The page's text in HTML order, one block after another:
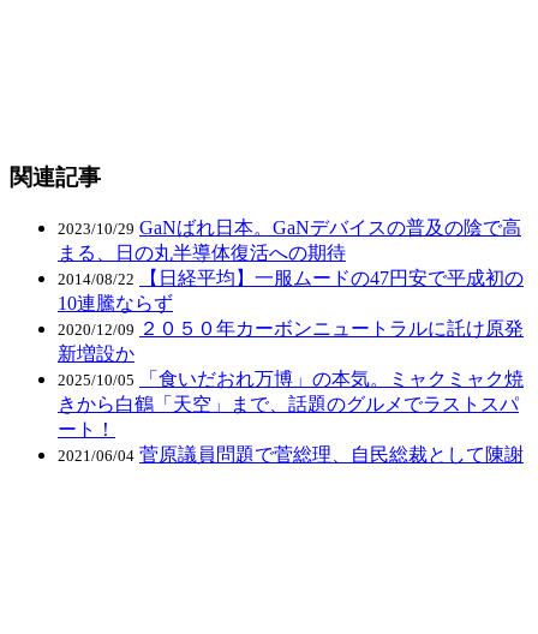
関連記事
2023/10/29 GaNばれ日本。GaNデバイスの普及の陰で高
まる、日の丸半導体復活への期待
2014/08/22
【日経平均】一服ムードの47円安で平成初の
10連騰ならず
2020/12/09 ２０５０年カーボンニュートラルに託け原発
新増設か
2025/10/05
「食いだおれ万博」の本気。ミャクミャク焼
きから白鶴「天空」まで、話題のグルメでラストスパ
ート！
2021/06/04 菅原議員問題で菅総理、自民総裁として陳謝